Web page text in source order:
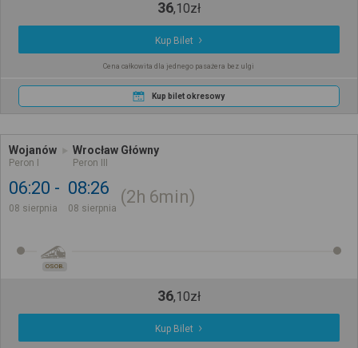
36,10zł
Kup Bilet
Cena całkowita dla jednego pasażera bez ulgi
Kup bilet okresowy
Wojanów
Peron I
Wrocław Główny
Peron III
06:20
08 sierpnia
08:26
08 sierpnia
2h 6min
OSOB.
36,10zł
Kup Bilet